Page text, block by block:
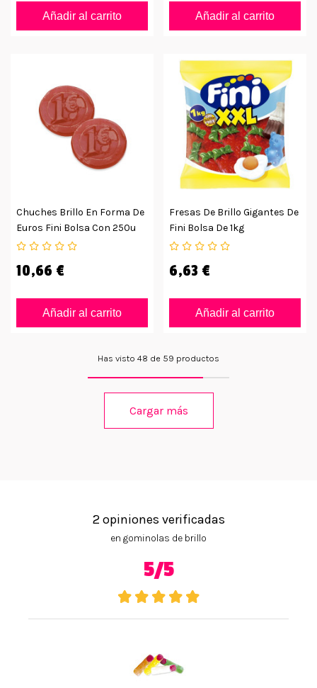
Añadir al carrito Añadir al carrito
Chuches Brillo En Forma De
Euros Fini Bolsa Con 250u
10,66 €
Añadir al carrito
Fresas De Brillo Gigantes De
Fini Bolsa De 1kg
6,63 €
Añadir al carrito
Has visto 48 de 59 productos
Cargar más
2 opiniones verificadas
en gominolas de brillo
5/5